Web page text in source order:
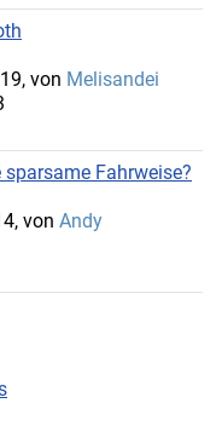
von Melisandei
Fahrweise?
von Andy